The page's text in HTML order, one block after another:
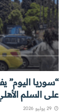
“سوريا اليوم”
على السلم